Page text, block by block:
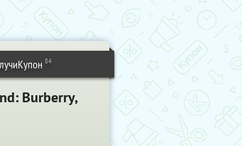
84
Burberry,